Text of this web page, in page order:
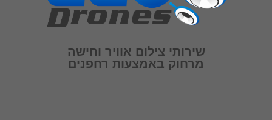
שירותי צילום אוויר וחישה
מרחוק באמצעות רחפנים